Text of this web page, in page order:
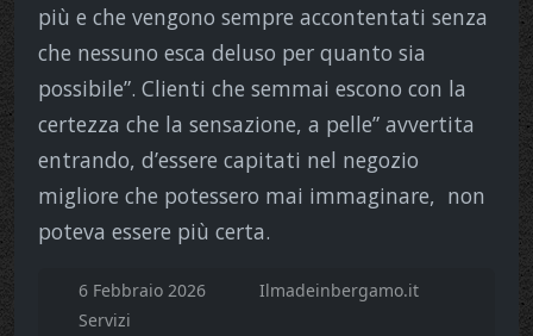
più e che vengono sempre accontentati senza
che nessuno esca deluso per quanto sia
possibile”. Clienti che semmai escono con la
certezza che la sensazione, a pelle” avvertita
entrando, d’essere capitati nel negozio
migliore che potessero mai immaginare, non
poteva essere più certa.
6 Febbraio 2026
Ilmadeinbergamo.it
Servizi